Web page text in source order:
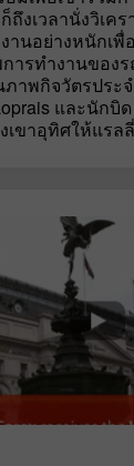
ถึงเวลานั่งวิเค
านอย่างหนักเพื่
ารทำงานของ
าพกิจวัตรประ
และนักบิ
เขาอุทิศให้แรล